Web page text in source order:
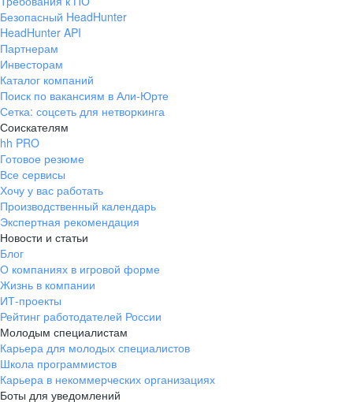
Безопасный HeadHunter
HeadHunter API
Партнерам
Инвесторам
Каталог компаний
Поиск по вакансиям в Али-Юрте
Сетка: соцсеть для нетворкинга
Соискателям
hh PRO
Готовое резюме
Все сервисы
Хочу у вас работать
Производственный календарь
Экспертная рекомендация
Новости и статьи
Блог
О компаниях в игровой форме
Жизнь в компании
ИТ-проекты
Рейтинг работодателей России
Молодым специалистам
Карьера для молодых специалистов
Школа программистов
Карьера в некоммерческих организациях
Боты для уведомлений